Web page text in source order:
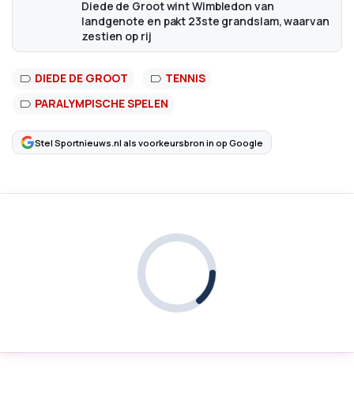
Diede de Groot wint Wimbledon van
landgenote en pakt 23ste grandslam, waarvan
zestien op rij
DIEDE DE GROOT
TENNIS
PARALYMPISCHE SPELEN
Stel Sportnieuws.nl als voorkeursbron in op Google